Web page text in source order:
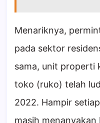
Menariknya,
pada sektor
sama, unit properti
toko (ruko) telah
2022. Hampir
masih